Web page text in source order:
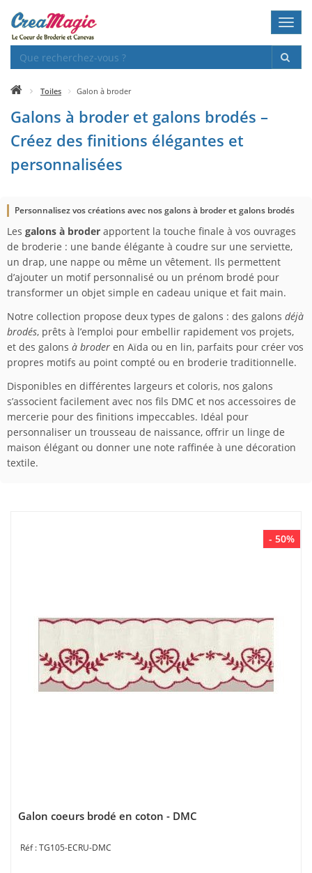
Toiles Galon à broder
Galons à broder et galons brodés –
Créez des finitions élégantes et
personnalisées
Personnalisez vos créations avec nos galons à broder et galons brodés
Les galons à broder apportent la touche finale à vos ouvrages
de broderie : une bande élégante à coudre sur une serviette,
un drap, une nappe ou même un vêtement. Ils permettent
d’ajouter un motif personnalisé ou un prénom brodé pour
transformer un objet simple en cadeau unique et fait main.
Notre collection propose deux types de galons : des galons déjà
brodés, prêts à l’emploi pour embellir rapidement vos projets,
et des galons à broder en Aïda ou en lin, parfaits pour créer vos
propres motifs au point compté ou en broderie traditionnelle.
Disponibles en différentes largeurs et coloris, nos galons
s’associent facilement avec nos fils DMC et nos accessoires de
mercerie pour des finitions impeccables. Idéal pour
personnaliser un trousseau de naissance, offrir un linge de
maison élégant ou donner une note raffinée à une décoration
textile.
- 50%
Galon coeurs brodé en coton - DMC
TG105-ECRU-DMC